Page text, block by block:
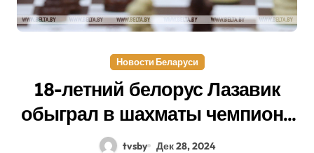
Новости Беларуси
18-летний белорус Лазавик
обыграл в шахматы чемпиона
мира Карлсена
tvsby Дек 28, 2024